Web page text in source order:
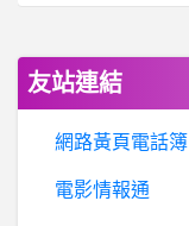
友站連結
網路黃頁電話簿
電影情報通